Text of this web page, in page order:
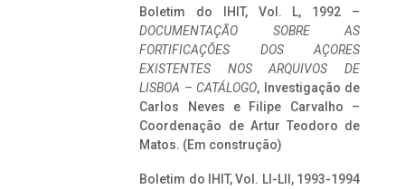
Boletim do IHIT, Vol. L, 1992 –
DOCUMENTAÇÃO SOBRE AS
FORTIFICAÇÕES DOS AÇORES
EXISTENTES NOS ARQUIVOS DE
LISBOA – CATÁLOGO, Investigação de
Carlos Neves e Filipe Carvalho –
Coordenação de Artur Teodoro de
Matos. (Em construção)
Boletim do IHIT, Vol. LI-LII, 1993-1994